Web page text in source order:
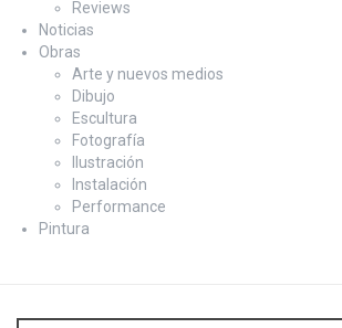
Reviews
Noticias
Obras
Arte y nuevos medios
Dibujo
Escultura
Fotografía
Ilustración
Instalación
Performance
Pintura